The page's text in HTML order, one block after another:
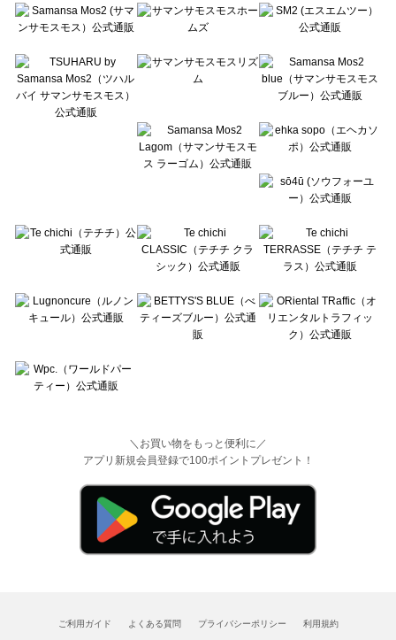
Te chichi（テチチ）のニット一覧
Te chichi CLASSIC（テチチ クラシック）のニット一覧
Lugnoncure（ルノンキュール）のニット一覧
BETTY'S BLUE（べティーズブルー）のニット一覧
Wpc.（ワールドパーティー）のニット一覧
＼お買い物をもっと便利に／
アプリ新規会員登録で100ポイントプレゼント！
ご利用ガイド よくある質問 プライバシーポリシー 利用規約